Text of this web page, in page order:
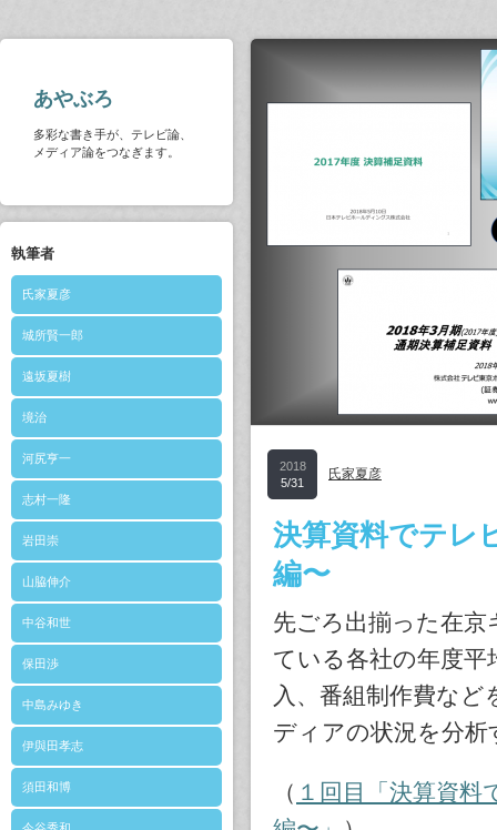
あやぶろ
多彩な書き手が、テレビ論、
メディア論をつなぎます。
執筆者
氏家夏彦
城所賢一郎
遠坂夏樹
境治
河尻亨一
志村一隆
岩田崇
山脇伸介
中谷和世
保田渉
中島みゆき
伊與田孝志
須田和博
2018
5/31
氏家夏彦
決算資料でテ
編〜
先ごろ出揃った在京
ている各社の年度
入、番組制作費な
ディアの状況を分
（ １回目「決算資